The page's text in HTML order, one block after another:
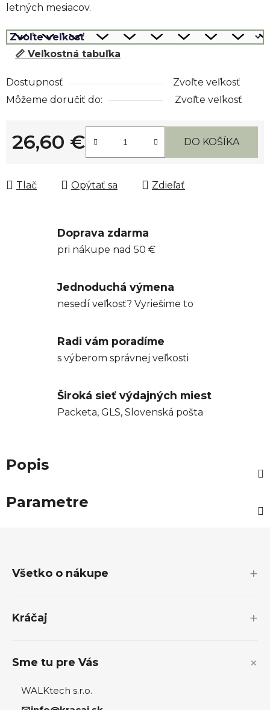
letných mesiacov.
📏 Veľkostná tabuľka
Dostupnosť
Zvoľte veľkosť
Môžeme doručiť do:
Zvoľte veľkosť
26,60 €
Jednotková cena:
DO KOŠÍKA
Tlač Opýtať sa Zdieľať
Doprava zdarma
pri nákupe nad 50 €
Jednoduchá výmena
nesedí veľkosť? Vyriešime to
Radi vám poradíme
s výberom správnej veľkosti
Široká sieť výdajných miest
Packeta, GLS, Slovenská pošta
Popis
Parametre
Všetko o nákupe
Kráčaj
Sme tu pre Vás
WALKtech s.r.o.